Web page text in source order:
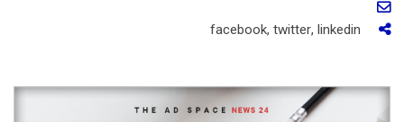
facebook, twitter, linkedin